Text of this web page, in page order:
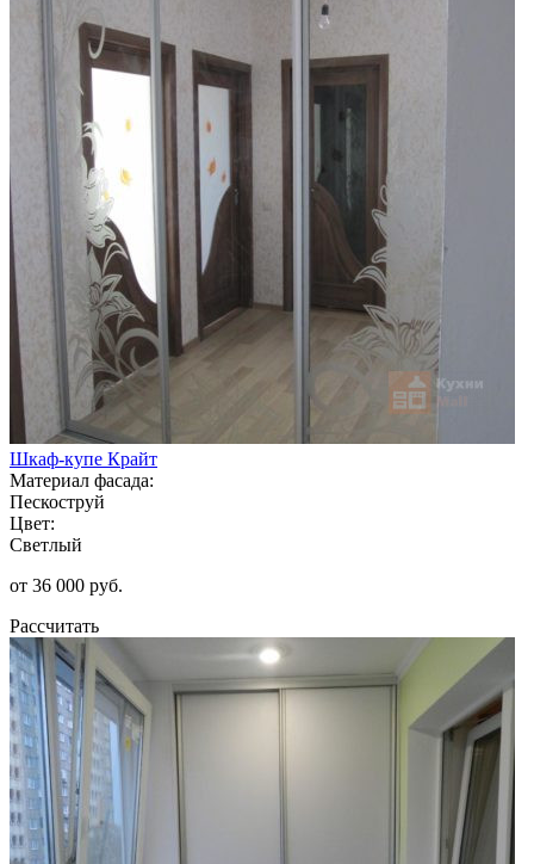
Шкаф-купе Крайт
Материал фасада:
Пескоструй
Цвет:
Светлый
от 36 000 руб.
Рассчитать